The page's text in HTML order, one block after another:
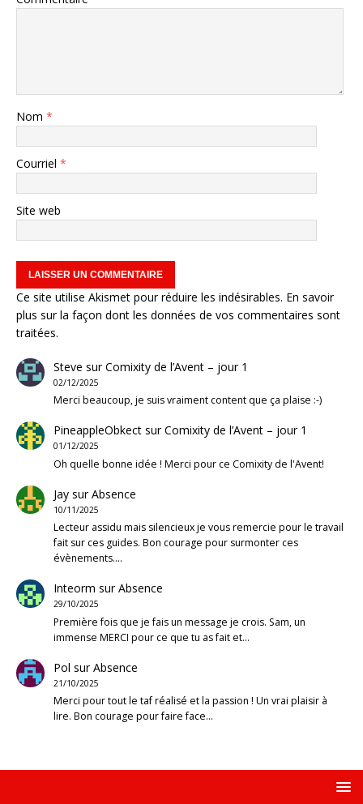
Nom *
Courriel *
Site web
Ce site utilise Akismet pour réduire les indésirables. En savoir
plus sur la façon dont les données de vos commentaires sont
traitées.
Steve surComixity de l’Avent – jour 1
02/12/2025
Merci beaucoup, je suis vraiment content que ça plaise :-)
PineappleObkectsurComixity de l’Avent – jour 1
01/12/2025
Oh quelle bonne idée ! Merci pour ce Comixity de l'Avent!
JaysurAbsence
10/11/2025
Lecteur assidu mais silencieux je vous remercie pour le travail
fait sur ces guides. Bon courage pour surmonter ces
évènements.…
Inteorm surAbsence
29/10/2025
Première fois que je fais un message je crois. Sam, un
immense MERCI pour ce que tu as fait et…
Pol surAbsence
21/10/2025
Merci pour tout le taf réalisé et la passion ! Un vrai plaisir à
lire. Bon courage pour faire face…